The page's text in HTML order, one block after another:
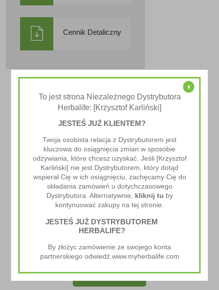
Cennik Detaliczny
Phyto Complete
318.00zł
x
To jest strona Niezależnego Dystrybutora
Herbalife: [Krzysztof Karliński]
JESTEŚ JUŻ KLIENTEM?
Twoja osobista relacja z Dystrybutorem jest
kluczowa do osiągnięcia zmian w sposobie
odżywiania, które chcesz uzyskać. Jeśli [Krzysztof
Karliński] nie jest Dystrybutorem, który dotąd
wspierał Cię w ich osiągnięciu, zachęcamy Cię do
składania zamówień u dotychczasowego
Dystrybutora. Alternatywnie, kliknij tu by
kontynuować zakupy na tej stronie.
JESTEŚ JUŻ DYSTRYBUTOREM
HERBALIFE?
By złożyc zamówienie ze swojego konta
partnerskiego odwiedź www.myherbalife.com